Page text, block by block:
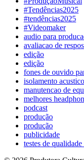
#Tendências2025
#tendências2025
#Videomaker
audio para
avaliacao de
edição
edição
fones de ouvido
isolamento
manutencao de
melhores
podcast
produção
produção
publicidade
testes de